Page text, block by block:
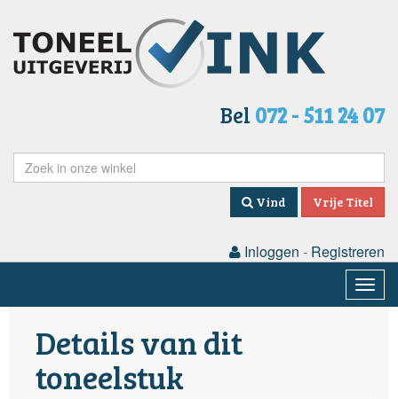
Bel 072 - 511 24 07
Vind Vrije Titel
Inloggen - Registreren
Details van dit
toneelstuk